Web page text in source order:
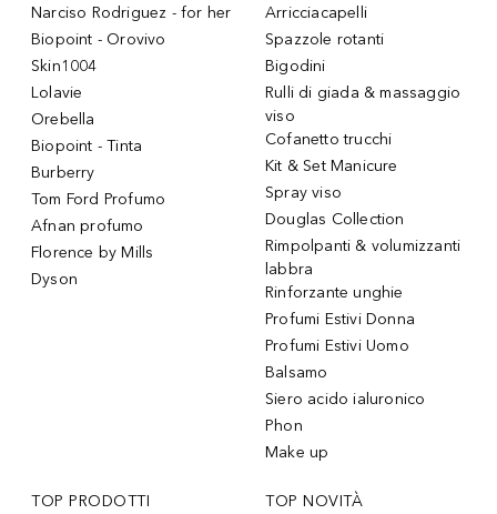
Narciso Rodriguez - for her
Biopoint - Orovivo
Skin1004
Lolavie
Orebella
Biopoint - Tinta
Burberry
Tom Ford Profumo
Afnan profumo
Florence by Mills
Dyson
Arricciacapelli
Spazzole rotanti
Bigodini
Rulli di giada & massaggio
viso
Cofanetto trucchi
Kit & Set Manicure
Spray viso
Douglas Collection
Rimpolpanti & volumizzanti
labbra
Rinforzante unghie
Profumi Estivi Donna
Profumi Estivi Uomo
Balsamo
Siero acido ialuronico
Phon
Make up
TOP PRODOTTI TOP NOVITÀ